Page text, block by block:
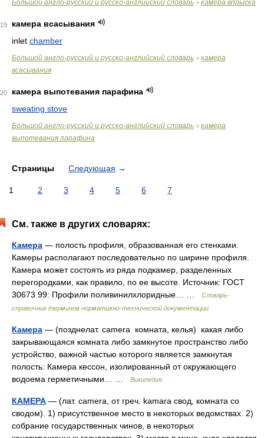
Большой англо-русский и русско-английский словарь > камера впрыска
19
камера всасывания
inlet chamber
Большой англо-русский и русско-английский словарь > камера
всасывания
20
камера выпотевания парафина
sweating stove
Большой англо-русский и русско-английский словарь > камера
выпотевания парафина
Страницы Следующая →
1 2 3 4 5 6 7
См. также в других словарях:
Камера — полость профиля, образованная его стенками.
Камеры располагают последовательно по ширине профиля.
Камера может состоять из ряда подкамер, разделенных
перегородками, как правило, по ее высоте. Источник: ГОСТ
30673 99: Профили поливинилхлоридные… …
Словарь-
справочник терминов нормативно-технической документации
Камера — (позднелат. camera комната, келья) какая либо
закрывающаяся комната либо замкнутое пространство либо
устройство, важной частью которого является замкнутая
полость: Камера кессон, изолированный от окружающего
водоема герметичными… …
Википедия
КАМЕРА — (лат. camera, от греч. kamara свод, комната со
сводом). 1) присутственное место в некоторых ведомствах. 2)
собрание государственных чинов, в некоторых